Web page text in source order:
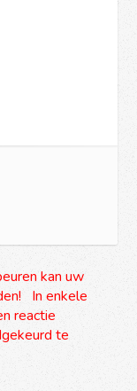
kan uw
In enkele
reactie
te